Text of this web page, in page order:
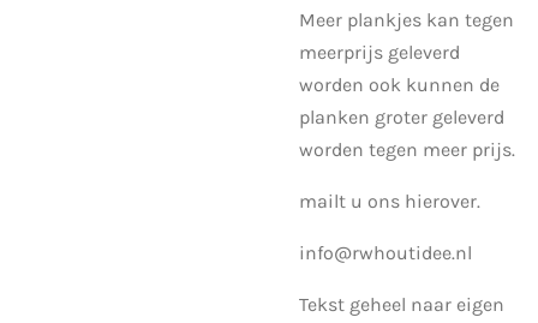
Meer plankjes kan tegen
meerprijs geleverd
worden ook kunnen de
planken groter geleverd
worden tegen meer prijs.
mailt u ons hierover.
info@rwhoutidee.nl
Tekst geheel naar eigen